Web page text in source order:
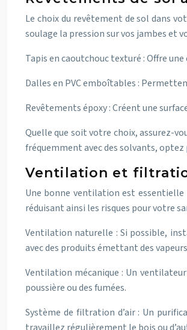
Le choix du revêtement de sol dans
soulage la pression sur vos jambes et
Tapis en caoutchouc texturé : Offre
Dalles en PVC emboîtables :
Revêtements époxy : Créent une
Quelle que soit votre choix, assurez-
fréquemment avec des solvants,
Ventilation et
Une bonne ventilation est
réduisant ainsi les risques pour votre
Ventilation naturelle : Si possible,
avec des produits émettant des
Ventilation mécanique : Un
poussière ou des fumées.
Système de filtration d’air : Un